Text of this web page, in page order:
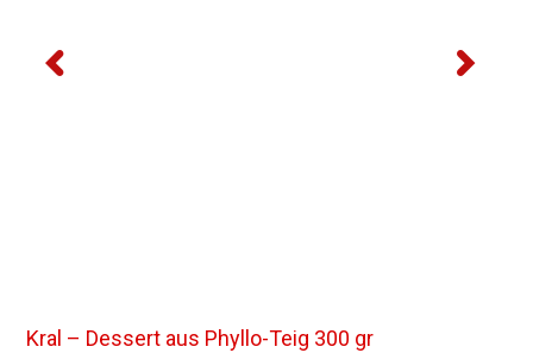
Kral – Dessert aus Phyllo-Teig 300 gr